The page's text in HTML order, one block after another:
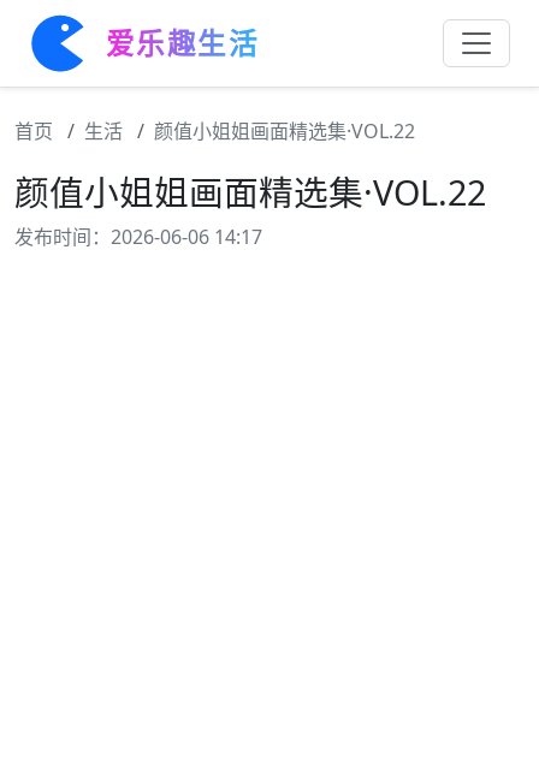
爱乐趣生活
首页 生活 颜值小姐姐画面精选集·VOL.22
颜值小姐姐画面精选集·VOL.22
发布时间：2026-06-06 14:17